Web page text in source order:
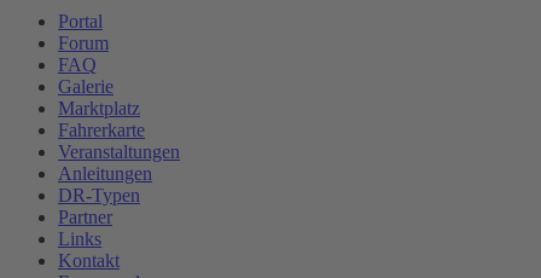
Portal
Forum
FAQ
Galerie
Marktplatz
Fahrerkarte
Veranstaltungen
Anleitungen
DR-Typen
Partner
Links
Kontakt